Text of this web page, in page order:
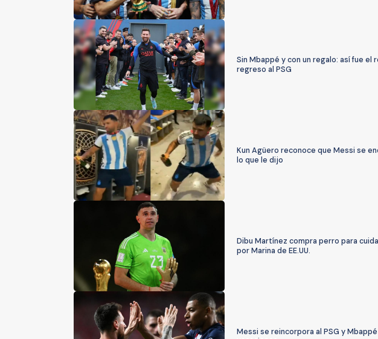
Sin Mbappé y con un regalo: así fue
regreso al PSG
Kun Agüero reconoce que Messi se
lo que le dijo
Dibu Martínez compra perro para
por Marina de EE.UU.
Messi se reincorpora al PSG y